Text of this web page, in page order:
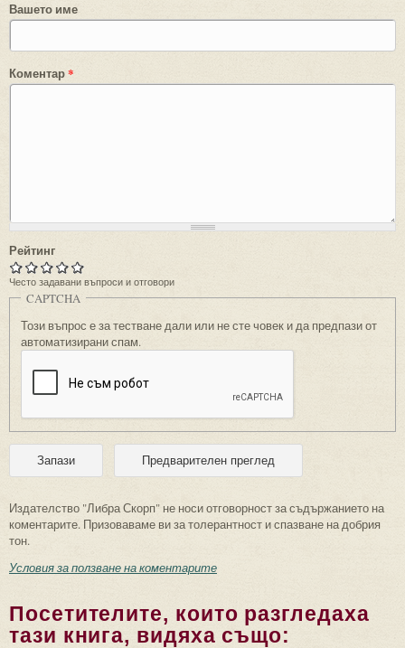
Вашето име
Коментар*
Рейтинг
Често задавани въпроси и отговори
CAPTCHA
Този въпрос е за тестване дали или не сте човек и да предпази от
автоматизирани спам.
Издателство "Либра Скорп" не носи отговорност за съдържанието на
коментарите. Призоваваме ви за толерантност и спазване на добрия
тон.
Условия за ползване на коментарите
Посетителите, които разгледаха
тази книга, видяха също: